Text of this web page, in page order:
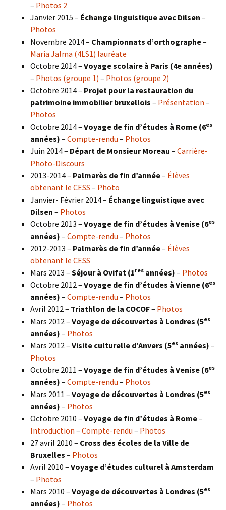
– Photos 2
Janvier 2015 – Échange linguistique avec Dilsen –
Photos
Novembre 2014 – Championnats d’orthographe–
Maria Jalma (4LS1) lauréate
Octobre 2014 – Voyage scolaire à Paris (4e années)
– Photos (groupe 1) – Photos (groupe 2)
Octobre 2014 – Projet pour la restauration du
patrimoine immobilier bruxellois – Présentation –
Photos
Octobre 2014 – Voyage de fin d’études à Rome (6es
années) – Compte-rendu – Photos
Juin 2014 – Départ de Monsieur Moreau – Carrière-
Photo-Discours
2013-2014 – Palmarès de fin d’année– Élèves
obtenant le CESS – Photo
Janvier- Février 2014 – Échange linguistique avec
Dilsen – Photos
Octobre 2013 – Voyage de fin d’études à Venise (6es
années) – Compte-rendu – Photos
2012-2013 – Palmarès de fin d’année– Élèves
obtenant le CESS
Mars 2013 – Séjour à Ovifat (1res années) – Photos
Octobre 2012 – Voyage de fin d’études à Vienne (6es
années) – Compte-rendu – Photos
Avril 2012 – Triathlon de la COCOF– Photos
Mars 2012 – Voyage de découvertes à Londres (5es
années) – Photos
Mars 2012 – Visite culturelle d’Anvers (5es années) –
Photos
Octobre 2011 – Voyage de fin d’études à Venise (6es
années) – Compte-rendu – Photos
Mars 2011 – Voyage de découvertes à Londres (5es
années) – Photos
Octobre 2010 – Voyage de fin d’études à Rome–
Introduction – Compte-rendu – Photos
27 avril 2010 – Cross des écoles de la Ville de
Bruxelles – Photos
Avril 2010 – Voyage d’études culturel à Amsterdam
– Photos
Mars 2010 – Voyage de découvertes à Londres (5es
années) – Photos